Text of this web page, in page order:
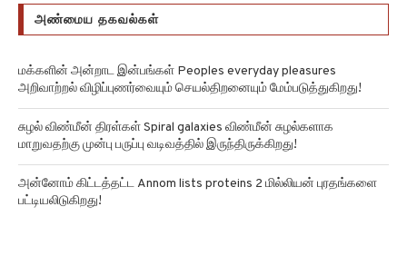
அண்மைய தகவல்கள்
மக்களின் அன்றாட இன்பங்கள் Peoples everyday pleasures
அறிவாற்றல் விழிப்புணர்வையும் செயல்திறனையும் மேம்படுத்துகிறது!
சுழல் விண்மீன் திரள்கள் Spiral galaxies விண்மீன் சுழல்களாக
மாறுவதற்கு முன்பு பருப்பு வடிவத்தில் இருந்திருக்கிறது!
அன்னோம் கிட்டத்தட்ட Annom lists proteins 2 மில்லியன் புரதங்களை
பட்டியலிடுகிறது!